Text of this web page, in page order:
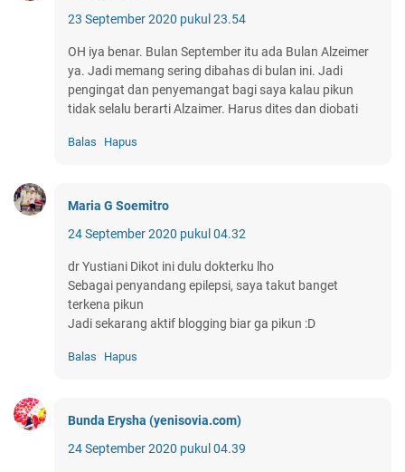
23 September 2020 pukul 23.54
OH iya benar. Bulan September itu ada Bulan Alzeimer
ya. Jadi memang sering dibahas di bulan ini. Jadi
pengingat dan penyemangat bagi saya kalau pikun
tidak selalu berarti Alzaimer. Harus dites dan diobati
Balas Hapus
Maria G Soemitro
24 September 2020 pukul 04.32
dr Yustiani Dikot ini dulu dokterku lho
Sebagai penyandang epilepsi, saya takut banget
terkena pikun
Jadi sekarang aktif blogging biar ga pikun :D
Balas Hapus
Bunda Erysha (yenisovia.com)
24 September 2020 pukul 04.39